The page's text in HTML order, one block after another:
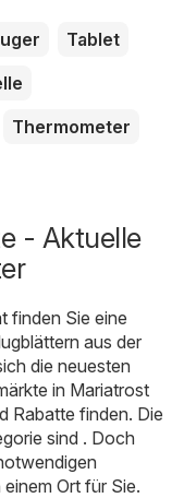
Tablet
Thermometer
- Aktuelle
finden Sie eine
aus der
die neuesten
in Mariatrost
Rabatte finden. Die
sind . Doch
Ort für Sie.